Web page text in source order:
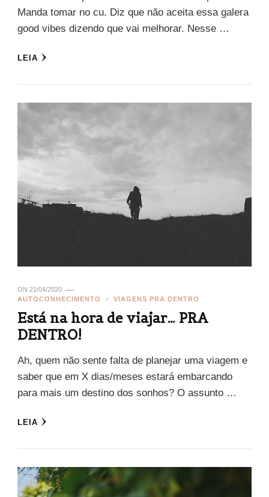
Manda tomar no cu. Diz que não aceita essa galera
good vibes dizendo que vai melhorar. Nesse …
LEIA
ON 21/04/2020
AUTOCONHECIMENTO
VIAGENS PRA DENTRO
Está na hora de viajar… PRA
DENTRO!
Ah, quem não sente falta de planejar uma viagem e
saber que em X dias/meses estará embarcando
para mais um destino dos sonhos? O assunto …
LEIA